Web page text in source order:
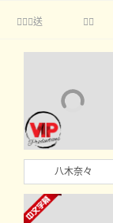
送 
八木奈々